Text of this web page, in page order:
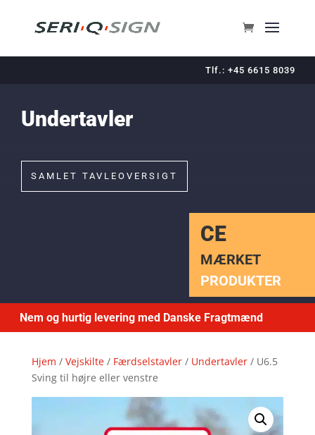
Tlf.: +45 6615 8039
Undertavler
SAMLET TAVLEOVERSIGT
CE
MÆRKET
PRODUKTER
Nem og hurtig levering med Danske Fragtmænd
Hjem / Vejskilte/ Færdselstavler/ Undertavler/ U6.5
Sving til højre eller venstre